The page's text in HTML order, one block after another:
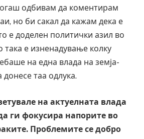
одбивам да коментирам
но би сакал да кажам дека е
е доделен политички азил во
така е изненадување колку
на една влада на земја-
донесе таа одлука.
на актуелната влада
ги фокусира напорите во
Проблемите се добро